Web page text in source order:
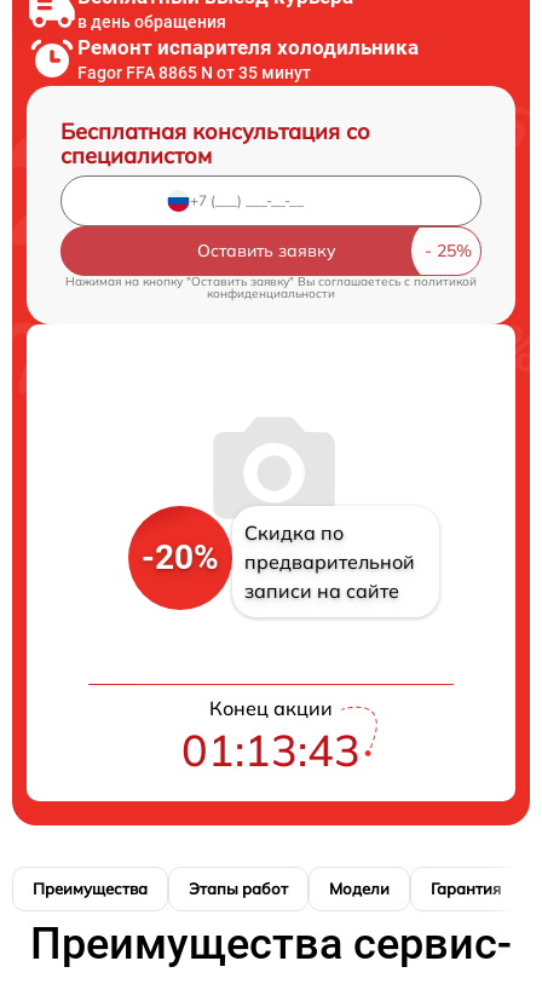
в день обращения
Ремонт испарителя холодильника
Fagor FFA 8865 N от 35 минут
Бесплатная консультация со
специалистом
Оставить заявку
Нажимая на кнопку "Оставить заявку" Вы соглашаетесь cполитикой
конфиденциальности
-20%
Скидка по
предварительной
записи на сайте
Конец акции
01:13:42
Преимущества Этапы работ Модели Гарантия
Преимущества сервис-